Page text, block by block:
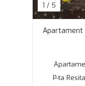
1 / 5
Apartament
P-ta